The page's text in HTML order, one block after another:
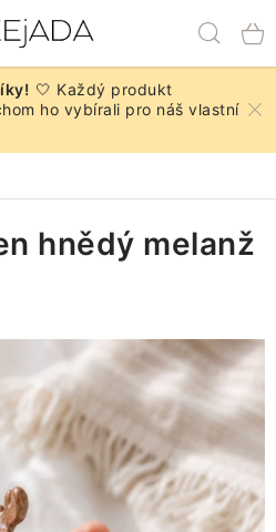
🤍 Každý produkt
ho vybírali pro náš vlastní
hnědý melanž